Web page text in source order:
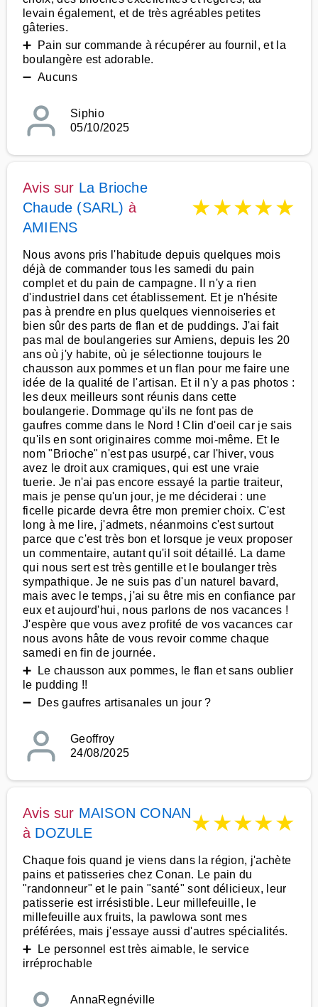
levain également, et de très agréables petites
gâteries.
➕ Pain sur commande à récupérer au fournil, et la
boulangère est adorable.
➖ Aucuns
Siphio
05/10/2025
Avis sur La Brioche
Chaude (SARL) à
AMIENS
★★★★★
Nous avons pris l'habitude depuis quelques mois
déjà de commander tous les samedi du pain
complet et du pain de campagne. Il n'y a rien
d'industriel dans cet établissement. Et je n'hésite
pas à prendre en plus quelques viennoiseries et
bien sûr des parts de flan et de puddings. J'ai fait
pas mal de boulangeries sur Amiens, depuis les 20
ans où j'y habite, où je sélectionne toujours le
chausson aux pommes et un flan pour me faire une
idée de la qualité de l'artisan. Et il n'y a pas photos :
les deux meilleurs sont réunis dans cette
boulangerie. Dommage qu'ils ne font pas de
gaufres comme dans le Nord ! Clin d'oeil car je sais
qu'ils en sont originaires comme moi-même. Et le
nom "Brioche" n'est pas usurpé, car l'hiver, vous
avez le droit aux cramiques, qui est une vraie
tuerie. Je n'ai pas encore essayé la partie traiteur,
mais je pense qu'un jour, je me déciderai : une
ficelle picarde devra être mon premier choix. C'est
long à me lire, j'admets, néanmoins c'est surtout
parce que c'est très bon et lorsque je veux proposer
un commentaire, autant qu'il soit détaillé. La dame
qui nous sert est très gentille et le boulanger très
sympathique. Je ne suis pas d'un naturel bavard,
mais avec le temps, j'ai su être mis en confiance par
eux et aujourd'hui, nous parlons de nos vacances !
J'espère que vous avez profité de vos vacances car
nous avons hâte de vous revoir comme chaque
samedi en fin de journée.
➕ Le chausson aux pommes, le flan et sans oublier
le pudding !!
➖ Des gaufres artisanales un jour ?
Geoffroy
24/08/2025
Avis sur MAISON CONAN
à DOZULE ★★★★★
Chaque fois quand je viens dans la région, j'achète
pains et patisseries chez Conan. Le pain du
"randonneur" et le pain "santé" sont délicieux, leur
patisserie est irrésistible. Leur millefeuille, le
millefeuille aux fruits, la pawlowa sont mes
préférées, mais j'essaye aussi d'autres spécialités.
➕ Le personnel est très aimable, le service
irréprochable
AnnaRegnéville